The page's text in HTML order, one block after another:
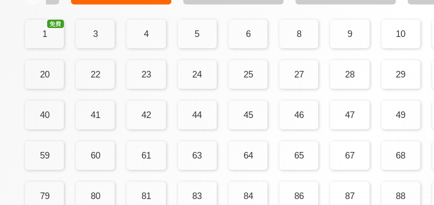
1 3 4 5 6 8 9 10
20 22 23 24 25 27 28 29
40 41 42 44 45 46 47 49
59 60 61 63 64 65 67 68
79 80 81 83 84 86 87 88